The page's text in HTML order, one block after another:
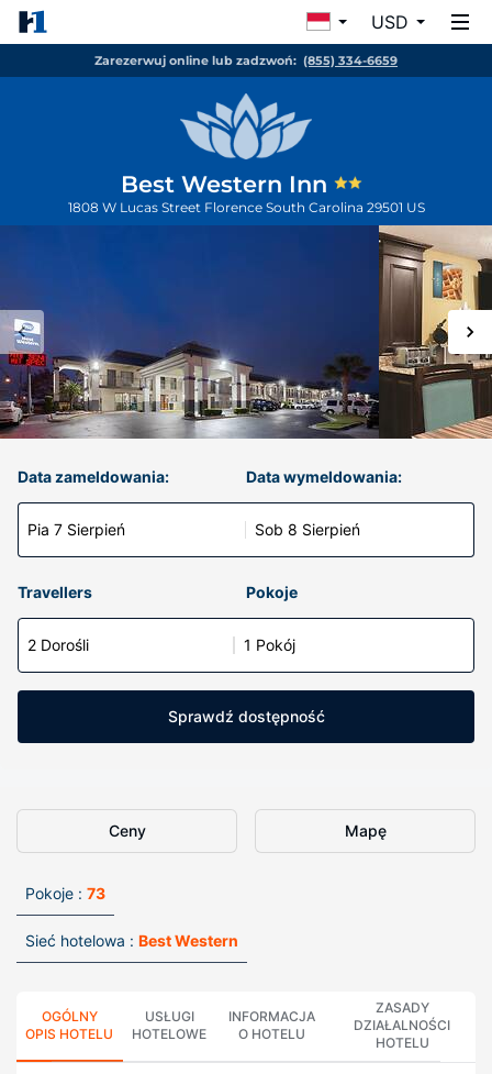
USD
Zarezerwuj online lub zadzwoń: (855) 334-6659
Best Western Inn
1808 W Lucas Street Florence South Carolina 29501 US
Data zameldowania:
Pia 7 Sierpień
Data wymeldowania:
Sob 8 Sierpień
Travellers Pokoje
2 Dorośli 1 Pokój
Sprawdź dostępność
Ceny Mapę
Pokoje : 73
Sieć hotelowa : Best Western
OGÓLNY
OPIS HOTELU
USŁUGI
HOTELOWE
INFORMACJA
O HOTELU
ZASADY
DZIAŁALNOŚCI
HOTELU